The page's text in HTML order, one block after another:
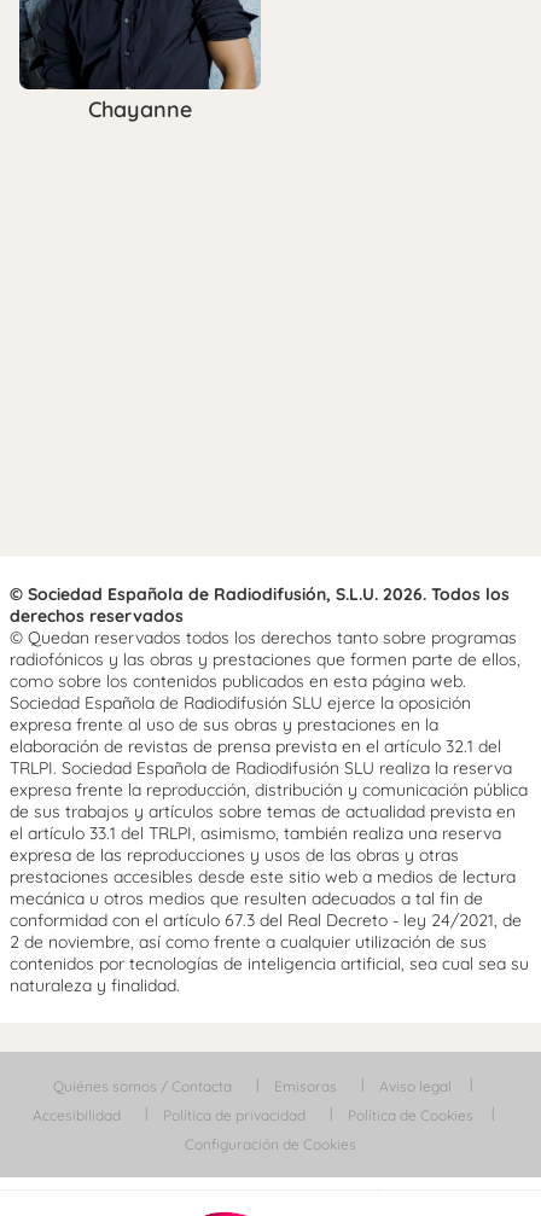
Chayanne
© Sociedad Española de Radiodifusión, S.L.U. 2026. Todos los
derechos reservados
© Quedan reservados todos los derechos tanto sobre programas
radiofónicos y las obras y prestaciones que formen parte de ellos,
como sobre los contenidos publicados en esta página web.
Sociedad Española de Radiodifusión SLU ejerce la oposición
expresa frente al uso de sus obras y prestaciones en la
elaboración de revistas de prensa prevista en el artículo 32.1 del
TRLPI. Sociedad Española de Radiodifusión SLU realiza la reserva
expresa frente la reproducción, distribución y comunicación pública
de sus trabajos y artículos sobre temas de actualidad prevista en
el artículo 33.1 del TRLPI, asimismo, también realiza una reserva
expresa de las reproducciones y usos de las obras y otras
prestaciones accesibles desde este sitio web a medios de lectura
mecánica u otros medios que resulten adecuados a tal fin de
conformidad con el artículo 67.3 del Real Decreto - ley 24/2021, de
2 de noviembre, así como frente a cualquier utilización de sus
contenidos por tecnologías de inteligencia artificial, sea cual sea su
naturaleza y finalidad.
Quiénes somos / Contacta Emisoras
Aviso legal
Accesibilidad
Política de privacidad
Política de Cookies
Configuración de Cookies